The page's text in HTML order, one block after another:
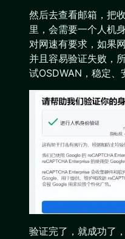
然后去查看邮箱，把
里，会需要一个人机
对网速有要求，如果
并且容易验证失败，
试OSDWAN，稳定、
验证完了，就成功了